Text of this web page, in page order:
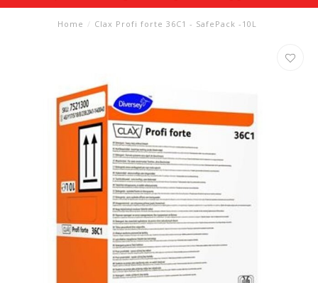
Home / Clax Profi forte 36C1 - SafePack -10L